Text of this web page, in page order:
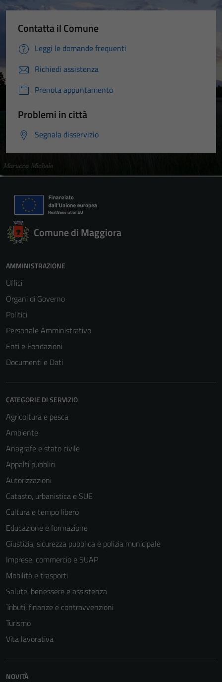
Contatta il Comune
Leggi le domande frequenti
Richiedi assistenza
Prenota appuntamento
Problemi in città
Segnala disservizio
Comune di Maggiora
AMMINISTRAZIONE
Uffici
Organi di Governo
Politici
Personale Amministrativo
Enti e Fondazioni
Documenti e Dati
CATEGORIE DI SERVIZIO
Agricoltura e pesca
Ambiente
Anagrafe e stato civile
Appalti pubblici
Autorizzazioni
Catasto, urbanistica e SUE
Cultura e tempo libero
Educazione e formazione
Giustizia, sicurezza pubblica e polizia municipale
Imprese, commercio e SUAP
Mobilità e trasporti
Salute, benessere e assistenza
Tributi, finanze e contravvenzioni
Turismo
Vita lavorativa
NOVITÀ